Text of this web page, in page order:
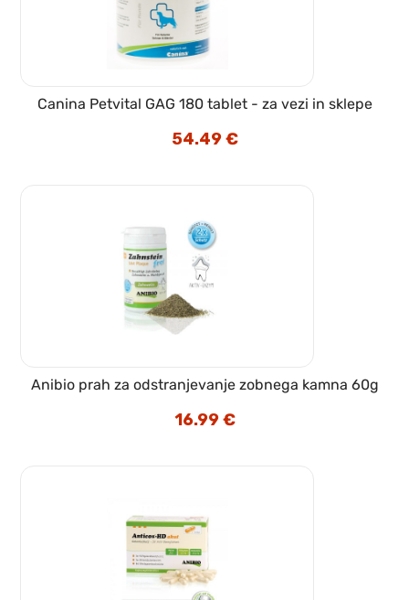
Canina Petvital GAG 180 tablet - za vezi in sklepe
54.49€
Anibio prah za odstranjevanje zobnega kamna 60g
16.99€